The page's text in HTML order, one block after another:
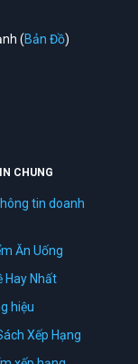
(Bản Đồ)
CHUNG
tin doanh
Ăn Uống
Hay Nhất
hiệu
Xếp Hạng